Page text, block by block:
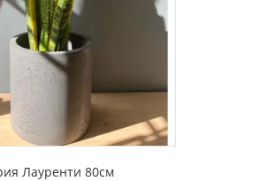
Лауренти 80см